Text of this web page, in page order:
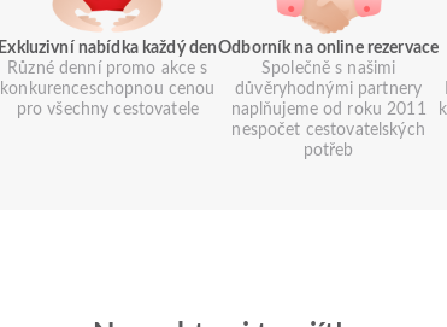
Exkluzivní nabídka každý den
Různé denní promo akce s
konkurenceschopnou cenou
pro všechny cestovatele
Odborník na online rezervace
Společně s našimi
důvěryhodnými partnery
naplňujeme od roku 2011
nespočet cestovatelských
potřeb